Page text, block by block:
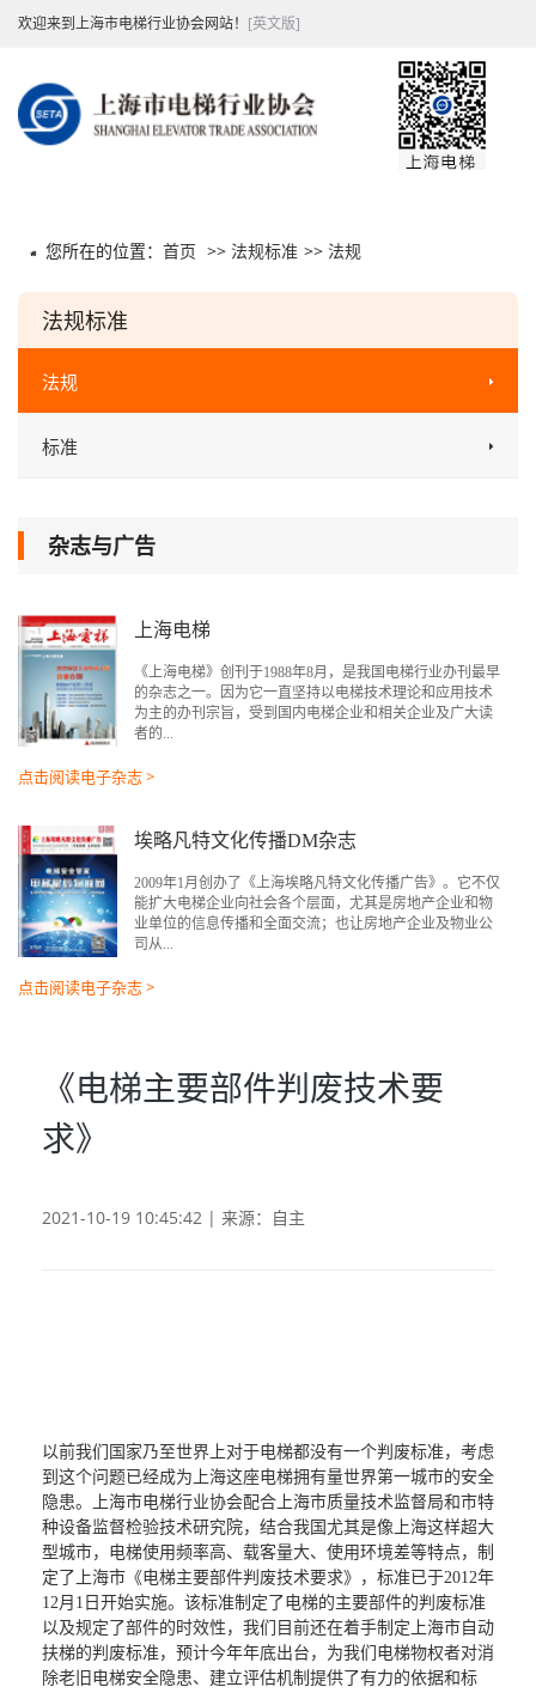
欢迎来到上海市电梯行业协会网站！ [英文版]
您所在的位置： 首页 >> 法规标准 >> 法规
法规标准
法规
标准
杂志与广告
上海电梯
《上海电梯》创刊于1988年8月，是我国电梯行业办刊最早
的杂志之一。因为它一直坚持以电梯技术理论和应用技术
为主的办刊宗旨，受到国内电梯企业和相关企业及广大读
者的...
点击阅读电子杂志 >
埃略凡特文化传播DM杂志
2009年1月创办了《上海埃略凡特文化传播广告》。它不仅
能扩大电梯企业向社会各个层面，尤其是房地产企业和物
业单位的信息传播和全面交流；也让房地产企业及物业公
司从...
点击阅读电子杂志 >
《电梯主要部件判废技术要
求》
2021-10-19 10:45:42 | 来源：自主
以前我们国家乃至世界上对于电梯都没有一个判废标准，考虑
到这个问题已经成为上海这座电梯拥有量世界第一城市的安全
隐患。上海市电梯行业协会配合上海市质量技术监督局和市特
种设备监督检验技术研究院，结合我国尤其是像上海这样超大
型城市，电梯使用频率高、载客量大、使用环境差等特点，制
定了上海市《电梯主要部件判废技术要求》，标准已于2012年
12月1日开始实施。该标准制定了电梯的主要部件的判废标准
以及规定了部件的时效性，我们目前还在着手制定上海市自动
扶梯的判废标准，预计今年年底出台，为我们电梯物权者对消
除老旧电梯安全隐患、建立评估机制提供了有力的依据和标